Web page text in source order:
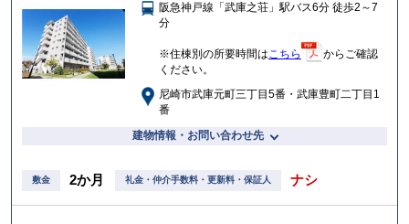
入
阪急神戸線「武庫之荘」駅バス6分 徒歩2～7
分
※住棟別の所要時間はこちら
からご確認
ください。
尼崎市武庫元町三丁目5番・武庫豊町二丁目1
番
建物情報・お問い合わせ先
敷金 2か月 礼金・仲介手数料・更新料・保証人 ナシ